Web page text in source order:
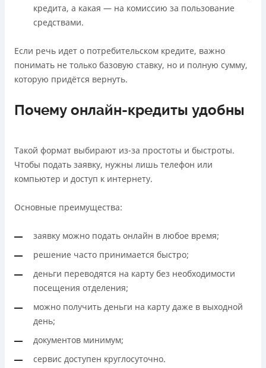
кредита, а какая — на комиссию за пользование
средствами.
Если речь идет о потребительском кредите, важно
понимать не только базовую ставку, но и полную сумму,
которую придётся вернуть.
Почему онлайн-кредиты удобны
Такой формат выбирают из-за простоты и быстроты.
Чтобы подать заявку, нужны лишь телефон или
компьютер и доступ к интернету.
Основные преимущества:
заявку можно подать онлайн в любое время;
решение часто принимается быстро;
деньги переводятся на карту без необходимости
посещения отделения;
можно получить деньги на карту даже в выходной
день;
документов минимум;
сервис доступен круглосуточно.